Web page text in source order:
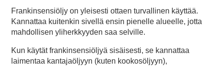
Frankinsensiöljy on yleisesti ottaen turvallinen käyttää.
Kannattaa kuitenkin sivellä ensin pienelle alueelle, jotta
mahdollisen yliherkkyyden saa selville.
Kun käytät frankinsensiöljyä sisäisesti, se kannattaa
laimentaa kantajaöljyyn (kuten kookosöljyyn),